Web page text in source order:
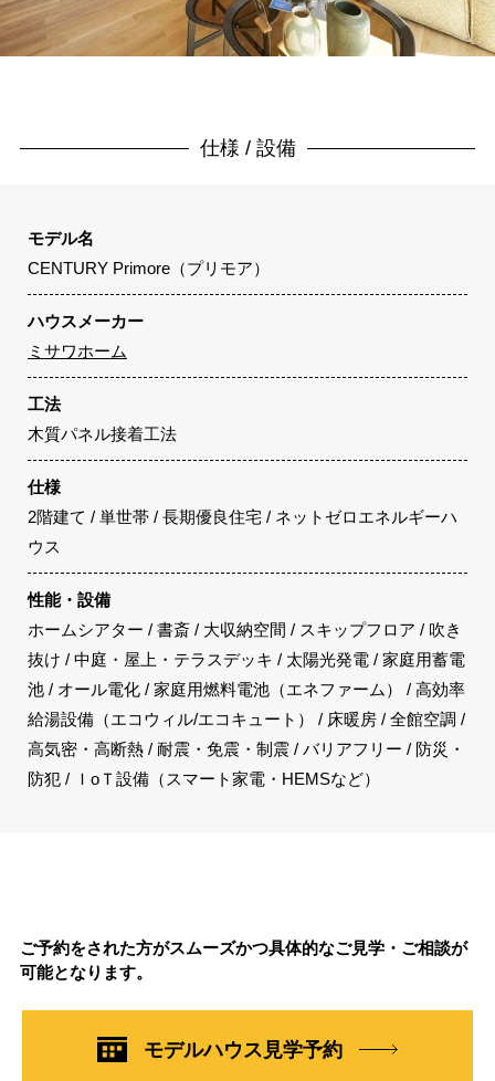
仕様 / 設備
モデル名
CENTURY Primore（プリモア）
ハウスメーカー
ミサワホーム
工法
木質パネル接着工法
仕様
2階建て / 単世帯 / 長期優良住宅 / ネットゼロエネルギーハ
ウス
性能・設備
ホームシアター / 書斎 / 大収納空間 / スキップフロア / 吹き
抜け / 中庭・屋上・テラスデッキ / 太陽光発電 / 家庭用蓄電
池 / オール電化 / 家庭用燃料電池（エネファーム） / 高効率
給湯設備（エコウィル/エコキュート） / 床暖房 / 全館空調 /
高気密・高断熱 / 耐震・免震・制震 / バリアフリー / 防災・
防犯 / ＩoＴ設備（スマート家電・HEMSなど）
ご予約をされた方がスムーズかつ具体的なご見学・ご相談が
可能となります。
モデルハウス見学予約